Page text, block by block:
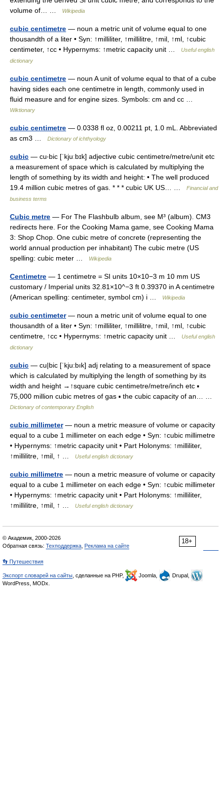
volume of… …
Wikipedia
cubic centimetre — noun a metric unit of volume equal to one
thousandth of a liter • Syn: ↑milliliter, ↑millilitre, ↑mil, ↑ml, ↑cubic
centimeter, ↑cc • Hypernyms: ↑metric capacity unit …
Useful english
dictionary
cubic centimetre — noun A unit of volume equal to that of a cube
having sides each one centimetre in length, commonly used in
fluid measure and for engine sizes. Symbols: cm and cc …
Wiktionary
cubic centimetre — 0.0338 fl oz, 0.00211 pt, 1.0 mL. Abbreviated
as cm3 …
Dictionary of ichthyology
cubic — cu‧bic [ˈkjuːbɪk] adjective cubic centimetre/​metre/​unit etc
a measurement of space which is calculated by multiplying the
length of something by its width and height: • The well produced
19.4 million cubic metres of gas. * * * cubic UK US… …
Financial and
business terms
Cubic metre — For The Flashbulb album, see M³ (album). CM3
redirects here. For the Cooking Mama game, see Cooking Mama
3: Shop Chop. One cubic metre of concrete (representing the
world annual production per inhabitant) The cubic metre (US
spelling: cubic meter …
Wikipedia
Centimetre — 1 centimetre = SI units 10×10−3 m 10 mm US
customary / Imperial units 32.81×10^−3 ft 0.39370 in A centimetre
(American spelling: centimeter, symbol cm) i …
Wikipedia
cubic centimeter— noun a metric unit of volume equal to one
thousandth of a liter • Syn: ↑milliliter, ↑millilitre, ↑mil, ↑ml, ↑cubic
centimetre, ↑cc • Hypernyms: ↑metric capacity unit …
Useful english
dictionary
cubic — cu|bic [ˈkju:bık] adj relating to a measurement of space
which is calculated by multiplying the length of something by its
width and height →↑square cubic centimetre/metre/inch etc ▪
75,000 million cubic metres of gas ▪ the cubic capacity of an… …
Dictionary of contemporary English
cubic millimeter— noun a metric measure of volume or capacity
equal to a cube 1 millimeter on each edge • Syn: ↑cubic millimetre
• Hypernyms: ↑metric capacity unit • Part Holonyms: ↑milliliter,
↑millilitre, ↑mil, ↑ …
Useful english dictionary
cubic millimetre — noun a metric measure of volume or capacity
equal to a cube 1 millimeter on each edge • Syn: ↑cubic millimeter
• Hypernyms: ↑metric capacity unit • Part Holonyms: ↑milliliter,
↑millilitre, ↑mil, ↑ …
Useful english dictionary
18+
© Академик, 2000-2026
Обратная связь: Техподдержка Реклама на сайте
👣 Путешествия
Экспорт словарей на сайты , сделанные на PHP, Joomla,
Drupal,
WordPress, MODx.